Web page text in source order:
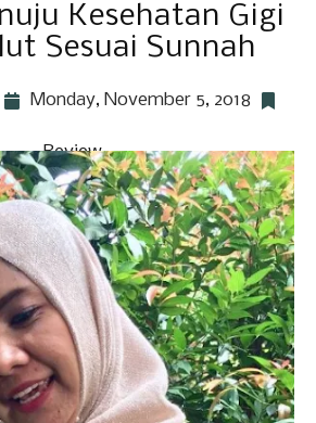
Kesehatan Gigi
Sesuai Sunnah
Monday, November 5, 2018
Review